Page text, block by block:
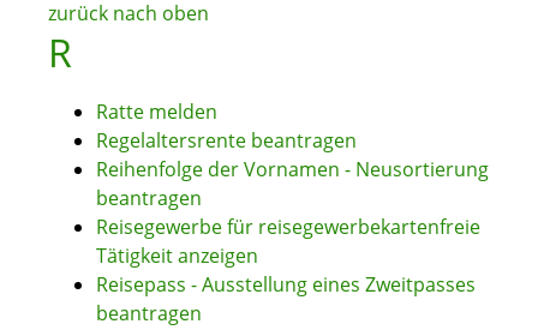
zurück nach oben
R
Ratte melden
Regelaltersrente beantragen
Reihenfolge der Vornamen - Neusortierung
beantragen
Reisegewerbe für reisegewerbekartenfreie
Tätigkeit anzeigen
Reisepass - Ausstellung eines Zweitpasses
beantragen